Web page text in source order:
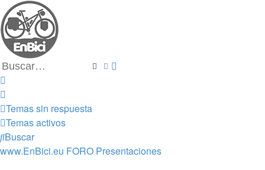
BuscarBúsqueda avanzada
Temas sin respuesta
Temas activos
Buscar
www.EnBici.eu FORO Presentaciones